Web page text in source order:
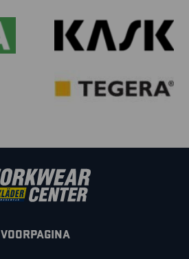
VOORPAGINA